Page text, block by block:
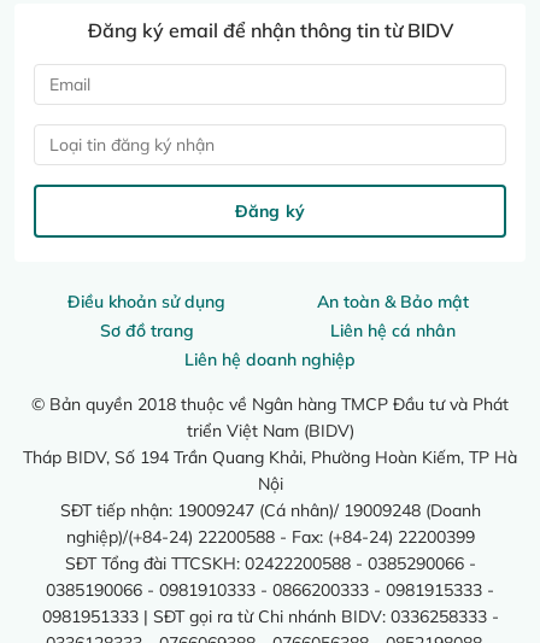
Điều khoản sử dụng
An toàn & Bảo mật
Sơ đồ trang
Liên hệ cá nhân
Liên hệ doanh nghiệp
© Bản quyền 2018 thuộc về Ngân hàng TMCP Đầu tư và Phát
triển Việt Nam (BIDV)
Tháp BIDV, Số 194 Trần Quang Khải, Phường Hoàn Kiếm, TP Hà
Nội
SĐT tiếp nhận: 19009247 (Cá nhân)/ 19009248 (Doanh
nghiệp)/(+84-24) 22200588 - Fax: (+84-24) 22200399
SĐT Tổng đài TTCSKH: 02422200588 - 0385290066 -
0385190066 - 0981910333 - 0866200333 - 0981915333 -
0981951333 | SĐT gọi ra từ Chi nhánh BIDV: 0336258333 -
Đăng ký email để nhận thông tin từ BIDV
Loại tin đăng ký nhận
Đăng ký